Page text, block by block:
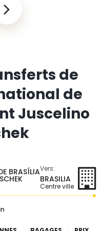
de
de
Juscelino
BRASÍLIAVers:
BRASILIA
Centre ville